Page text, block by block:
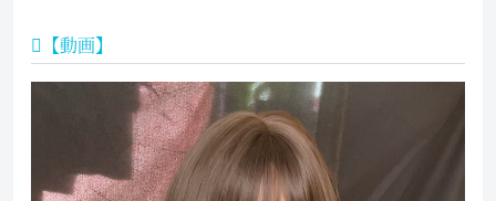
【動画】